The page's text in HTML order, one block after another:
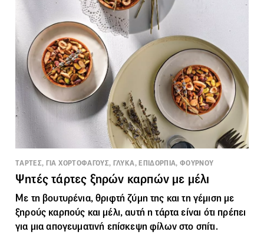
TΑΡΤΕΣ, ΓΙΑ ΧΟΡΤΟΦΑΓΟΥΣ, ΓΛΥΚΑ, ΕΠΙΔΟΡΠΙΑ, ΦΟΥΡΝΟΥ
Ψητές τάρτες ξηρών καρπών με μέλι
Με τη βουτυρένια, θριφτή ζύμη της και τη γέμιση με
ξηρούς καρπούς και μέλι, αυτή ητάρταείναι ότι πρέπει
για μια απογευματινή επίσκεψη φίλων στο σπίτι.